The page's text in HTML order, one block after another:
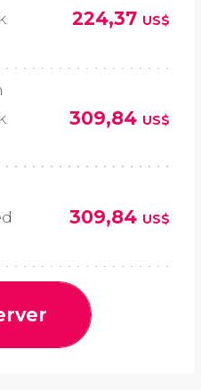
224,37 US$
309,84 US$
309,84 US$